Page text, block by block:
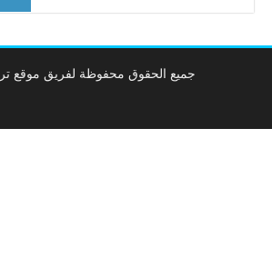
جميع الحقوق محفوظة لفريق موقع